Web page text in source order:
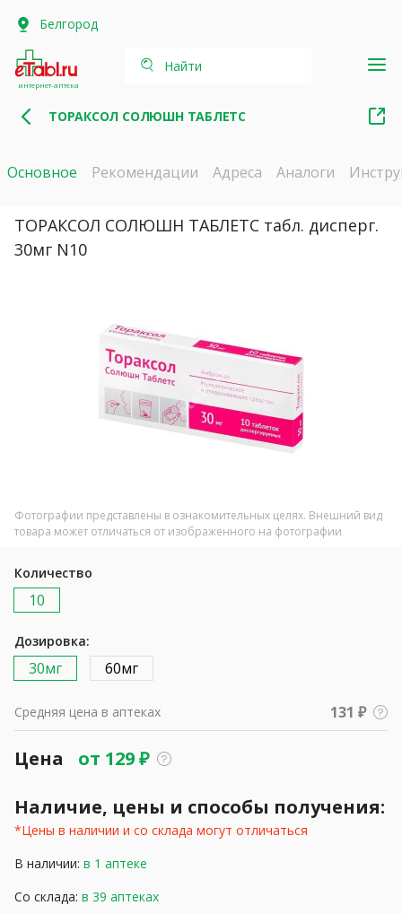
Белгород
интернет-аптека
Найти
ТОРАКСОЛ СОЛЮШН ТАБЛЕТС
Основное Рекомендации Адреса Аналоги
ТОРАКСОЛ СОЛЮШН ТАБЛЕТС табл. дисперг.
30мг N10
Фотографии представлены в ознакомительных целях. Внешний вид
товара может отличаться от изображенного на фотографии
Количество
10
Дозировка:
30мг 60мг
Средняя цена в аптеках 131 ₽
Цена от 129₽
Наличие, цены и способы получения:
*Цены в наличии и со склада могут отличаться
В наличии: в 1 аптеке
Со склада: в 39 аптеках